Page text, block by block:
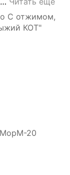
С отжимом,
КОТ"
20